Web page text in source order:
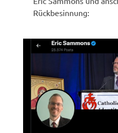
Rückbesinnung: